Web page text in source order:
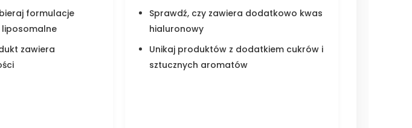
formulacje
liposomalne
zawiera
Sprawdź, czy zawiera dodatkowo kwas
hialuronowy
Unikaj produktów z dodatkiem cukrów i
sztucznych aromatów